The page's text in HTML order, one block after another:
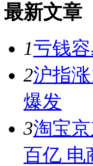
最新文章
1亏钱
2沪指
爆发
3淘宝
百亿 电